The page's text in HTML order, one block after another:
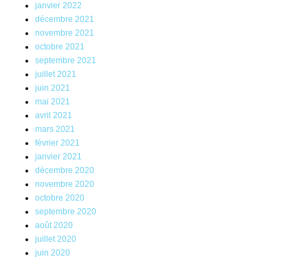
janvier 2022
décembre 2021
novembre 2021
octobre 2021
septembre 2021
juillet 2021
juin 2021
mai 2021
avril 2021
mars 2021
février 2021
janvier 2021
décembre 2020
novembre 2020
octobre 2020
septembre 2020
août 2020
juillet 2020
juin 2020